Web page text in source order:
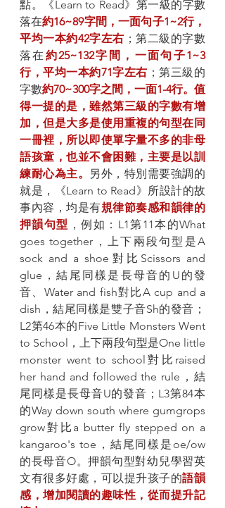
點。《Learn to Read》第一級的字數
落在約16~89字間，一面句子1~2行，
平均一本約42字左右 ；第二級的字數
落在 約25~132字間，一面句子1~3
行，平均一本約71字左右 ；第三級的
字數約70~300字之間，一面1-4行。值
得一提的是，雖然第三級的字數有增
加，但是大多是使用重複的句型在同
一冊裡，所以即使單字量不多的非母
語孩童，也並不會困難，主要是以訓
練耐心為主。 另外，特別需要強調的
就是，《Learn to Read》所設計的故
事內容，均是有規律節奏感和韻律的
押韻句型 ，例如：L1第11本的What
goes together，上下兩段句型是A
sock and a shoe對比Scissors and
glue，結尾同樣是長母音的U的發
音、Water and fish對比A cup and a
dish，結尾同樣是雙子音Sh的發音；
L2第46本的Five Little Monsters Went
to School，上下兩段句型是One little
monster went to school對比raised
her hand and followed the rule，結
尾同樣是長母音U的發音；L3第84本
的Way down south where gumgrops
grow對比a butter fly stepped on a
kangaroo's toe，結尾同樣是oe/ow
的長母音O。押韻句型對幼兒學習英
文有很多好處，可以提升孩子的語韻
感，增加閱讀的趣味性，從而提升記